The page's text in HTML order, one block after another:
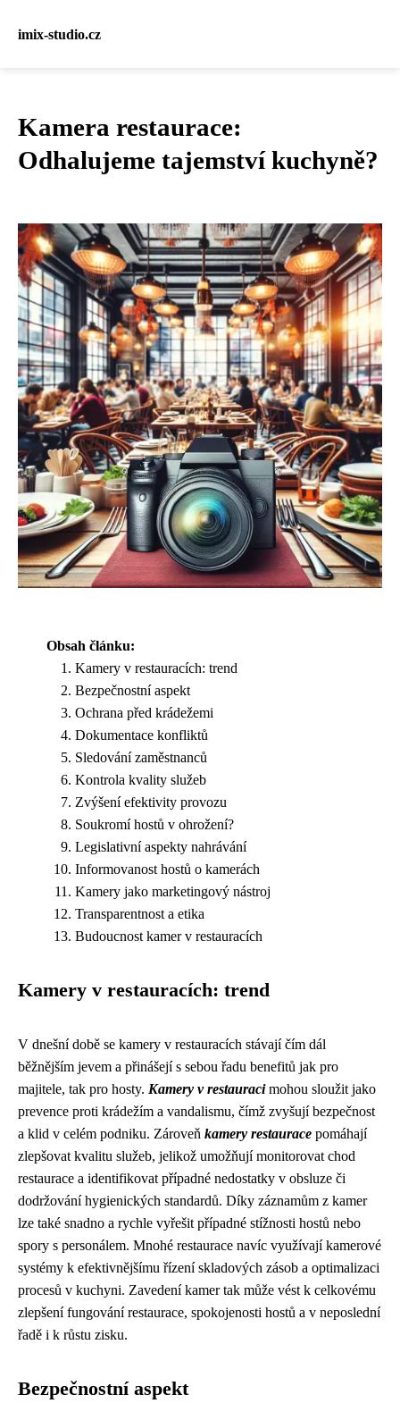
imix-studio.cz
Kamera restaurace:
Odhalujeme tajemství kuchyně?
Obsah článku:
Kamery v restauracích: trend
Bezpečnostní aspekt
Ochrana před krádežemi
Dokumentace konfliktů
Sledování zaměstnanců
Kontrola kvality služeb
Zvýšení efektivity provozu
Soukromí hostů v ohrožení?
Legislativní aspekty nahrávání
Informovanost hostů o kamerách
Kamery jako marketingový nástroj
Transparentnost a etika
Budoucnost kamer v restauracích
Kamery v restauracích: trend
V dnešní době se kamery v restauracích stávají čím dál
běžnějším jevem a přinášejí s sebou řadu benefitů jak pro
majitele, tak pro hosty. Kamery v restauracimohou sloužit jako
prevence proti krádežím a vandalismu, čímž zvyšují bezpečnost
a klid v celém podniku. Zároveň kamery restaurace pomáhají
zlepšovat kvalitu služeb, jelikož umožňují monitorovat chod
restaurace a identifikovat případné nedostatky v obsluze či
dodržování hygienických standardů. Díky záznamům z kamer
lze také snadno a rychle vyřešit případné stížnosti hostů nebo
spory s personálem. Mnohé restaurace navíc využívají kamerové
systémy k efektivnějšímu řízení skladových zásob a optimalizaci
procesů v kuchyni. Zavedení kamer tak může vést k celkovému
zlepšení fungování restaurace, spokojenosti hostů a v neposlední
řadě i k růstu zisku.
Bezpečnostní aspekt